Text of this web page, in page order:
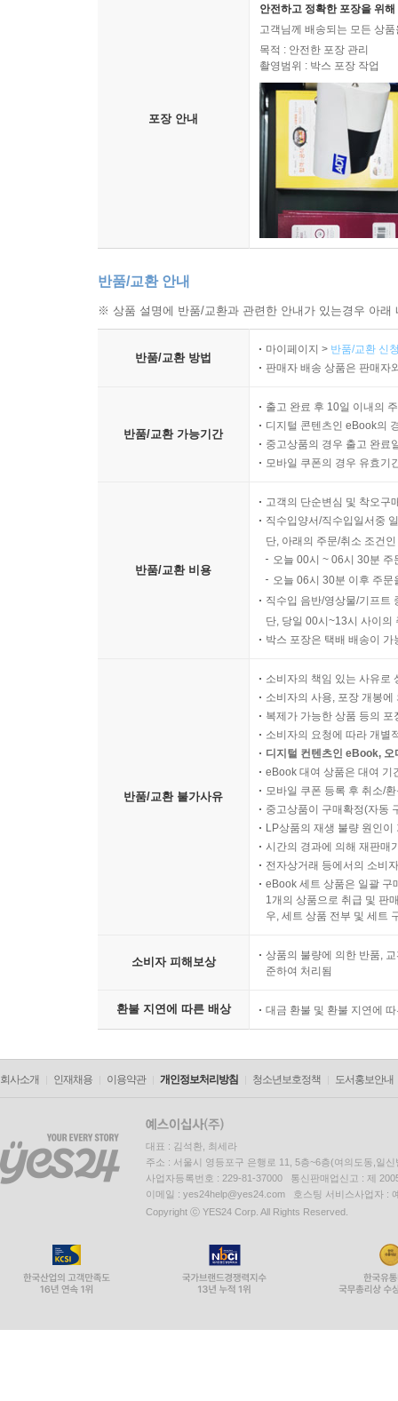
포장 안내
안전하고 정확한 포장을 위
고객님께 배송되는 모든 상
목적 : 안전한 포장 관리
촬영범위 : 박스 포장 작업
반품/교환 안내
※ 상품 설명에 반품/교환과 관련한 안내가 있는경우 아
반품/교환 방법
마이페이지 > 반품/교환 신
판매자 배송 상품은 판매자
반품/교환 가능기간
출고 완료 후 10일 이내의
디지털 콘텐츠인 eBook의
중고상품의 경우 출고 완료
모바일 쿠폰의 경우 유효기
반품/교환 비용
고객의 단순변심 및 착오구
직수입양서/직수입일서중
단, 아래의 주문/취소 조건
오늘 00시 ~ 06시 30분
오늘 06시 30분 이후 주
직수입 음반/영상물/기프트
단, 당일 00시~13시 사이의
박스 포장은 택배 배송이
반품/교환 불가사유
소비자의 책임 있는 사유로
소비자의 사용, 포장 개봉
복제가 가능한 상품 등의
소비자의 요청에 따라 개별
디지털 컨텐츠인 eBook,
eBook 대여 상품은 대여 기
모바일 쿠폰 등록 후 취소/
중고상품이 구매확정(자동
LP상품의 재생 불량 원인
시간의 경과에 의해 재판매
전자상거래 등에서의 소비
eBook 세트 상품은 일괄 구
1개의 상품으로 취급 및 판
우, 세트 상품 전부 및 세트
소비자 피해보상
상품의 불량에 의한 반품,
준하여 처리됨
환불 지연에 따른 배상 대금 환불 및 환불 지연에
회사소개 인재채용 이용약관 개인정보처리방침 청소년보호정책 도서홍보안내
대표 : 김석환, 최세라
주소 : 서울시 영등포구 은행로 11, 5층~6층(여의도동,일신
사업자등록번호 : 229-81-37000 통신판매업신고 : 제
이메일 : yes24help@yes24.com 호스팅 서비스사업자 :
Copyright ⓒ YES24 Corp. All Rights Reserved.